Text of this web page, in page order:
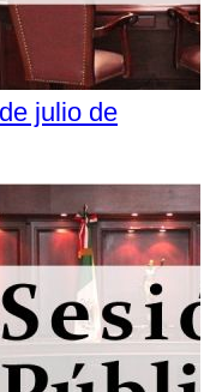
julio de